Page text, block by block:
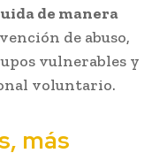
de manera
de abuso,
vulnerables y
voluntario.
más